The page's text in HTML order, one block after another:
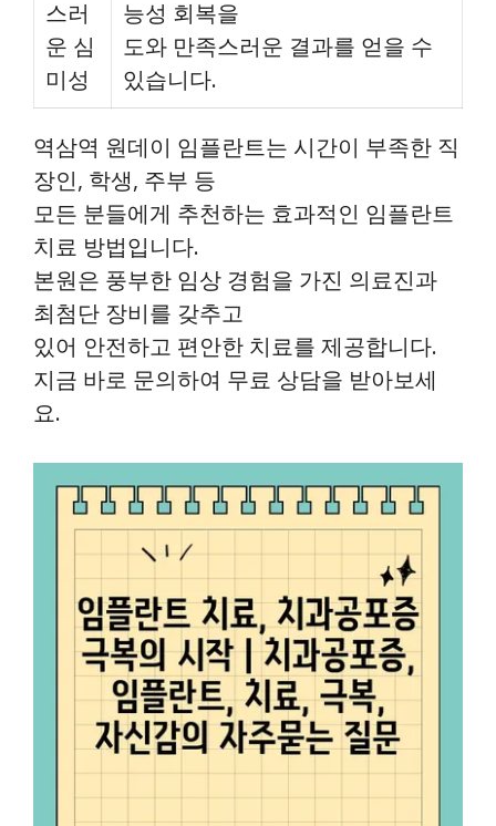
스러
운 심
미성
능성 회복을
도와 만족스러운 결과를 얻을 수
있습니다.
역삼역 원데이 임플란트는 시간이 부족한 직
장인, 학생, 주부 등
모든 분들에게 추천하는 효과적인 임플란트
치료 방법입니다.
본원은 풍부한 임상 경험을 가진 의료진과
최첨단 장비를 갖추고
있어 안전하고 편안한 치료를 제공합니다.
지금 바로 문의하여 무료 상담을 받아보세
요.